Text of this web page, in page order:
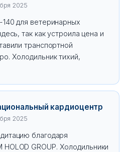
2025
для ветеринарных
так как устроила цена и
транспортной
Холодильник тихий,
кардиоцентр
2025
благодаря
GROUP. Холодильники